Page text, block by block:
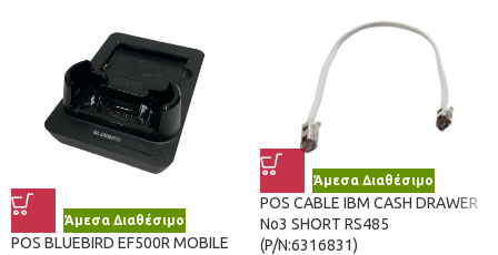
Άμεσα Διαθέσιμο
POS BLUEBIRD EF500R MOBILE
Άμεσα Διαθέσιμο
POS CABLE IBM CASH DRAWER
No3 SHORT RS485
(P/N:6316831)